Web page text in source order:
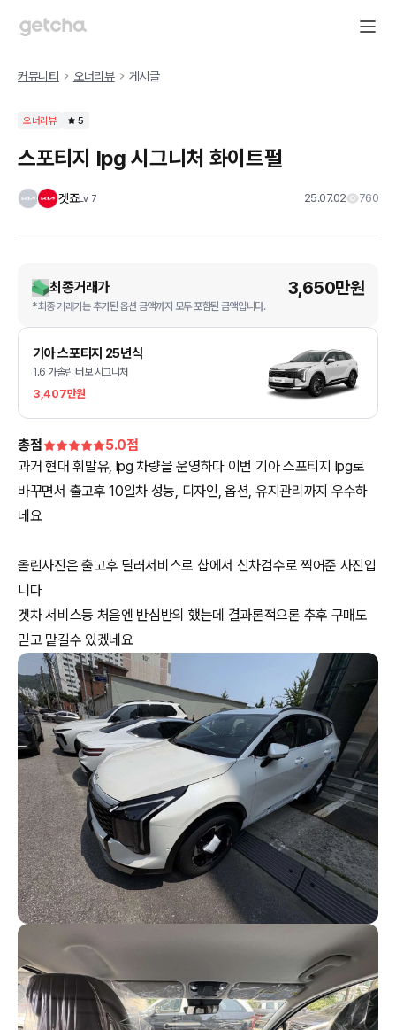
커뮤니티 오너리뷰 게시글
오너리뷰 5
스포티지 lpg 시그니처 화이트펄
겟죠Lv 7 25.07.02 760
최종거래가 3,650만원
*최종 거래가는 추가된 옵션 금액까지 모두 포함된 금액입니다.
기아 스포티지 25년식
1.6 가솔린 터보 시그니처
3,407만원
총점 5.0점
과거 현대 휘발유, lpg 차량을 운영하다 이번 기아 스포티지 lpg로
바꾸면서 출고후 10일차 성능, 디자인, 옵션, 유지관리까지 우수하
네요
올린사진은 출고후 딜러서비스로 샵에서 신차검수로 찍어준 사진입
니다
겟차 서비스등 처음엔 반심반의 했는데 결과론적으론 추후 구매도
믿고 맡길수 있겠네요